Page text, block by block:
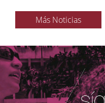
Más Noticias